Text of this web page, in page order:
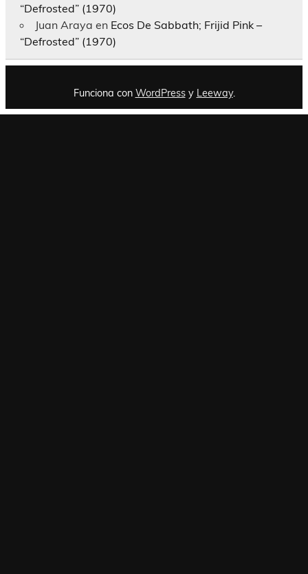
“Defrosted” (1970)
Juan Araya en Ecos De Sabbath; Frijid Pink –
“Defrosted” (1970)
Funciona con WordPressy Leeway.